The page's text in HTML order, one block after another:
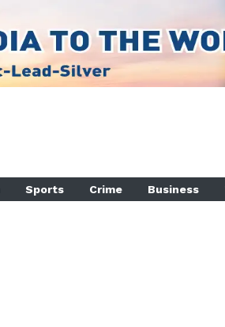
Sports Crime Business